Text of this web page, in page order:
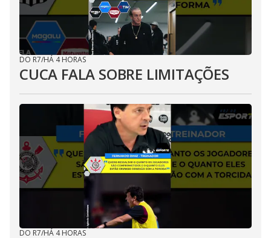
DO R7/HÁ 4 HORAS
CUCA FALA SOBRE LIMITAÇÕES
DO R7/HÁ 4 HORAS